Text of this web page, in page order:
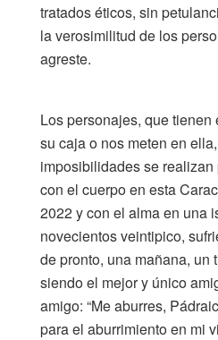
tratados éticos, sin
la verosimilitud de los
agreste.
Los personajes, que
su caja o nos meten en
imposibilidades se
con el cuerpo en esta
2022 y con el alma en una
novecientos veintipico,
de pronto, una mañana, un
siendo el mejor y único
amigo: “Me aburres,
para el aburrimiento en mi